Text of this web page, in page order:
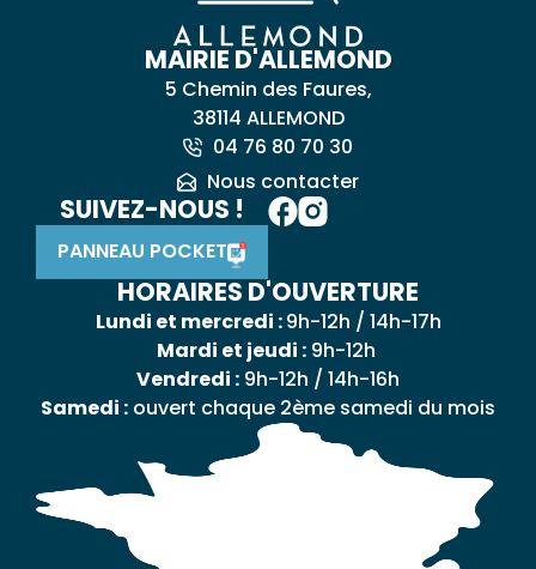
MAIRIE D'ALLEMOND
5 Chemin des Faures,
38114 ALLEMOND
04 76 80 70 30
Nous contacter
SUIVEZ-NOUS !
PANNEAU POCKET
HORAIRES D'OUVERTURE
Lundi et mercredi :9h-12h / 14h-17h
Mardi et jeudi :9h-12h
Vendredi : 9h-12h / 14h-16h
Samedi : ouvert chaque 2ème samedi du mois